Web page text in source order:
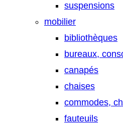
suspensions
mobilier
bibliothèques
bureaux,
canapés
chaises
commodes,
fauteuils